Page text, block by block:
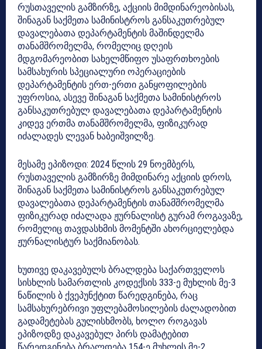
რუსთაველის გამზირზე, აქციის მიმდინარეობისას,
შინაგან საქმეთა სამინისტროს განსაკუთრებულ
დავალებათა დეპარტამენტის მაშინდელმა
თანამშრომელმა, რომელიც დღეის
მდგომარეობით სახელმწიფო უსაფრთხოების
სამსახურის სპეციალური ოპერაციების
დეპარტამენტის ერთ-ერთი განყოფილების
უფროსია, ასევე შინაგან საქმეთა სამინისტროს
განსაკუთრებულ დავალებათა დეპარტამენტის
კიდევ ერთმა თანამშრომელმა, ფიზიკურად
იძალადეს ლევან ხაბეიშვილზე.
მესამე ეპიზოდი: 2024 წლის 29 ნოემბერს,
რუსთაველის გამზირზე მიმდინარე აქციის დროს,
შინაგან საქმეთა სამინისტროს განსაკუთრებულ
დავალებათა დეპარტამენტის თანამშრომელმა
ფიზიკურად იძალადა ჟურნალისტ გურამ როგავაზე,
რომელიც თავდასხმის მომენტში ახორციელებდა
ჟურნალისტურ საქმიანობას.
ხუთივე დაკავებულს ბრალდება საქართველოს
სისხლის სამართლის კოდექსის 333-ე მუხლის მე-3
ნაწილის ბ ქვეპუნქტით წარედგინება, რაც
სამსახურებრივი უფლებამოსილების ძალადობით
გადამეტებას გულისხმობს, ხოლო როგავას
ეპიზოდზე დაკავებულ პირს დამატებით
წარედგინება ბრალდება 154-ე მუხლის მე-2